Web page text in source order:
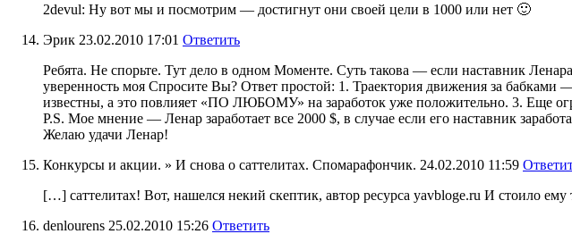
2devul: Ну вот мы и посмотрим — достигнут они своей цели в 1000 или нет 🙂
Эрик 23.02.2010 17:01 Ответить
Ребята. Не спорьте. Тут дело в одном Моменте. Суть такова — если наставник
уверенность моя Спросите Вы? Ответ простой: 1. Траектория движения за
известны, а это повлияет «ПО ЛЮБОМУ» на заработок уже положительно. 3. Еще
P.S. Мое мнение — Ленар заработает все 2000 $, в случае если его наставник
Желаю удачи Ленар!
Конкурсы и акции. » И снова о саттелитах. Спомарафончик. 24.02.2010 11:59
[…] саттелитах! Вот, нашелся некий скептик, автор ресурса yavbloge.ru И стоило
denlourens 25.02.2010 15:26 Ответить